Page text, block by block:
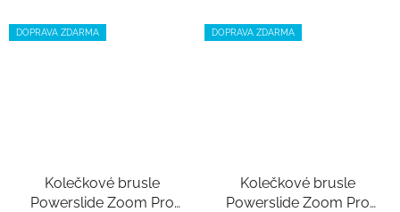
DOPRAVA ZDARMA
Kolečkové brusle
Powerslide Zoom Pro
DOPRAVA ZDARMA
Kolečkové brusle
Powerslide Zoom Pro